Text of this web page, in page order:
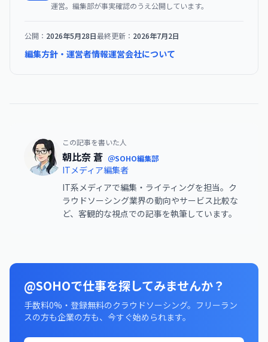
運営。編集部が事実確認のうえ公開しています。
公開： 2026年5月28日最終更新： 2026年7月2日
編集方針・運営者情報運営会社について
この記事を書いた人
朝比奈 蒼 ＠SOHO編集部
ITメディア編集者
IT系メディアで編集・ライティングを担当。ク
ラウドソーシング業界の動向やサービス比較な
ど、客観的な視点での記事を執筆しています。
@SOHOで仕事を探してみませんか？
手数料0%・登録無料のクラウドソーシング。フリーラン
スの方も企業の方も、今すぐ始められます。